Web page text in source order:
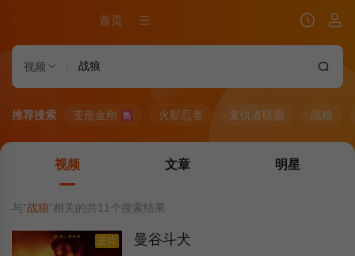
首页
视频
推荐搜索 变形金刚 热 火影忍者 复仇者联盟 战狼
视频 文章 明星
与“战狼”相关的共11 个搜索结果
正片 曼谷斗犬